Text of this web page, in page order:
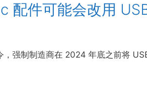
配件可能会改用
强制制造商在 2024 年底之前将